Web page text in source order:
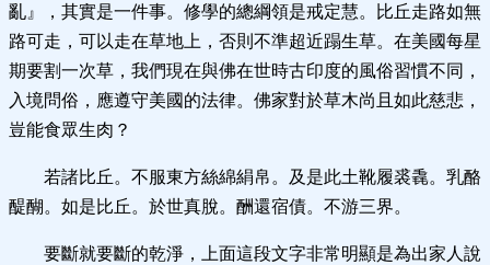
亂』，其實是一件事。修學的總綱領是戒定慧。比丘走路如無
路可走，可以走在草地上，否則不準超近蹋生草。在美國每星
期要割一次草，我們現在與佛在世時古印度的風俗習慣不同，
入境問俗，應遵守美國的法律。佛家對於草木尚且如此慈悲，
豈能食眾生肉？
若諸比丘。不服東方絲綿絹帛。及是此土靴履裘毳。乳酪
醍醐。如是比丘。於世真脫。酬還宿債。不游三界。
要斷就要斷的乾淨，上面這段文字非常明顯是為出家人說